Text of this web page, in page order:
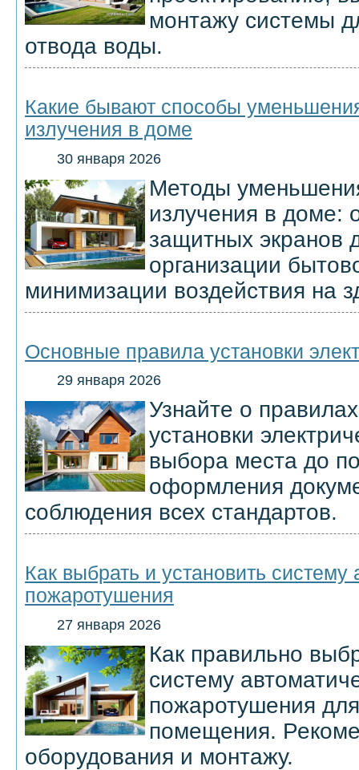
монтажу системы
отвода воды.
Какие бывают способы
излучения в доме
30 января 2026
Методы
излучения в доме:
защитных экранов
организации
минимизации воздействия на
Основные правила установки
29 января 2026
Узнайте о
установки
выбора места до
оформления
соблюдения всех стандартов.
Как выбрать и установить систему
пожаротушения
27 января 2026
Как правильно
систему
пожаротушения
помещения.
оборудования и монтажу.